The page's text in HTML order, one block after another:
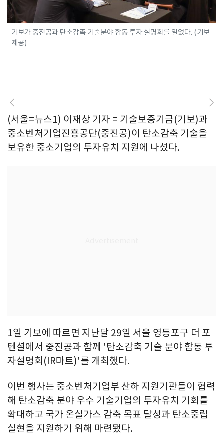
기보가 중진공과 탄소감촉 기술분야 합동 투자 설명회를 열었다. (기보
제공)
(서울=뉴스1) 이재상 기자 = 기술보증기금(기보)과
중소벤처기업진흥공단(중진공)이 탄소감축 기술을
보유한 중소기업의 투자유치 지원에 나섰다.
1일 기보에 따르면 지난달 29일 서울 영등포구 더 포
텐셜에서 중진공과 함께 '탄소감축 기술 분야 합동 투
자설명회(IR마트)'를 개최했다.
이번 행사는 중소벤처기업부 산하 지원기관들이 협력
해 탄소감축 분야 우수 기술기업의 투자유치 기회를
확대하고 국가 온실가스 감축 목표 달성과 탄소중립
실현을 지원하기 위해 마련됐다.